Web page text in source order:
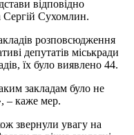
відповідно
Сергій Сухомлин.
розповсюдження
депутатів міськради
їх було виявлено 44.
закладам було не
– каже мер.
звернули увагу на